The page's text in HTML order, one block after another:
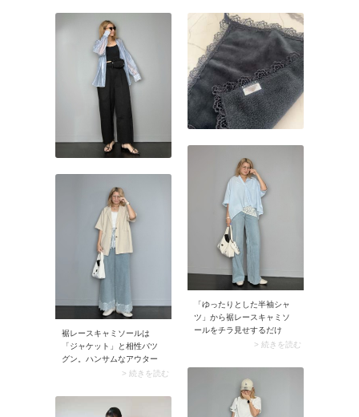
「ゆったりとした半袖シャ
ツ」から裾レースキャミソ
ールをチラ見せするだけ
で、シャツコーデの鮮度が
ャツに変化が生まれ、こな
れたルックスに決まります
> 続きを読む
裾レースキャミソールは
「ジャケット」と相性バツ
グン。ハンサムなアウター
が華やかなキャミソールを
ドを演出。キャミソールが
外しとなり、コーデがサマ
> 続きを読む